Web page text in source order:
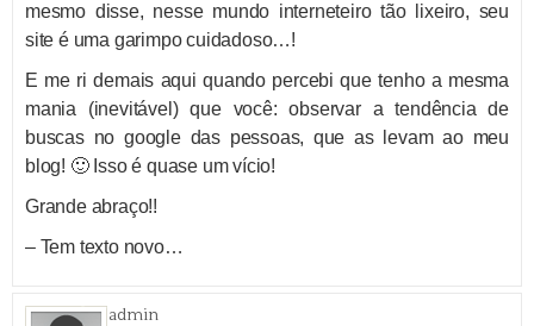
mesmo disse, nesse mundo interneteiro tão lixeiro, seu
site é uma garimpo cuidadoso…!
E me ri demais aqui quando percebi que tenho a mesma
mania (inevitável) que você: observar a tendência de
buscas no google das pessoas, que as levam ao meu
blog! 🙂 Isso é quase um vício!
Grande abraço!!
– Tem texto novo…
admin